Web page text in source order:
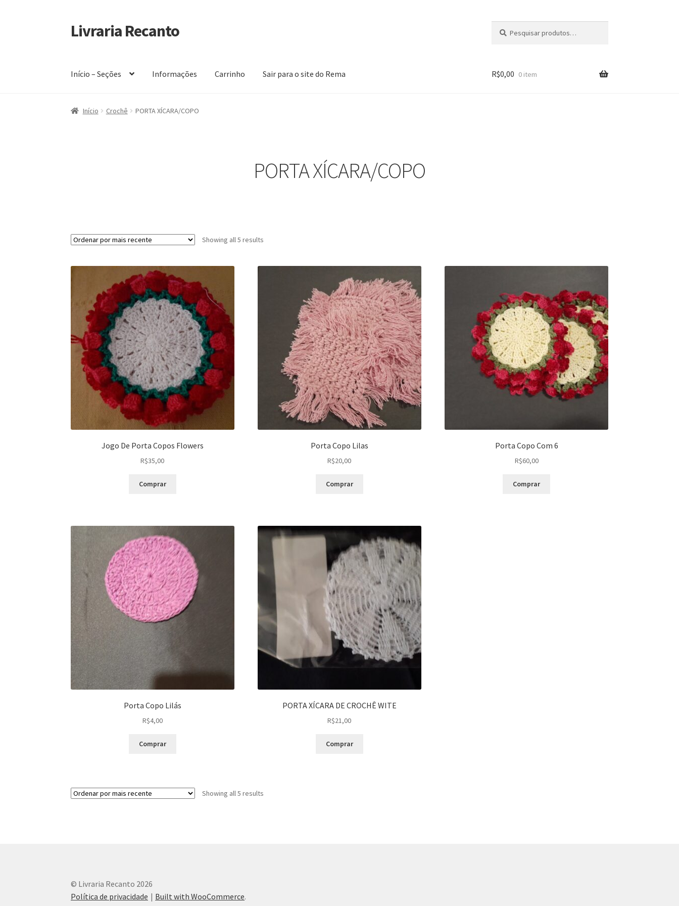
Pular
para
Pular
para
Livraria Recanto
por:
Início – Seções Informações Carrinho Sair para o site do Rema
Início Carrinho Finalidade do Bazar Informações
R$0,00 0 item
Início Crochê PORTA XÍCARA/COPO
PORTA XÍCARA/COPO
Showing all 5 results
Jogo De Porta Copos Flowers
R$35,00
Comprar
Porta Copo Lilas
R$20,00
Comprar
Porta Copo Com 6
R$60,00
Comprar
Porta Copo Lilás
R$4,00
Comprar
PORTA XÍCARA DE CROCHÊ WITE
R$21,00
Comprar
Showing all 5 results
© Livraria Recanto 2026
Política de privacidade
Built with WooCommerce.